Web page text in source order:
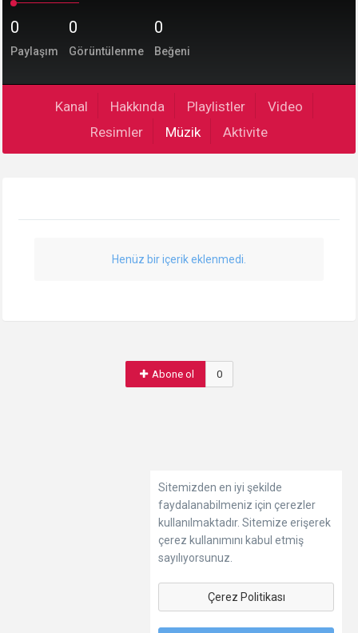
0
Paylaşım
0
Görüntülenme
0
Beğeni
Kanal Hakkında Playlistler
Video
Resimler
Müzik Aktivite
Henüz bir içerik eklenmedi.
Abone ol 0
Sitemizden en iyi şekilde
faydalanabilmeniz için çerezler
kullanılmaktadır. Sitemize erişerek
çerez kullanımını kabul etmiş
sayılıyorsunuz.
Çerez Politikası